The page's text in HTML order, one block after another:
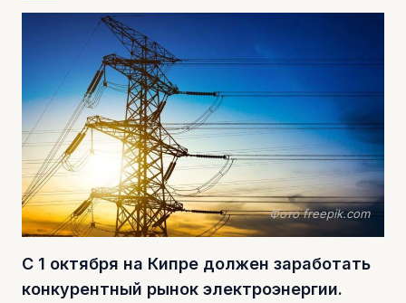
Фото freepik.com
С 1 октября на Кипре должен заработать
конкурентный рынок электроэнергии.